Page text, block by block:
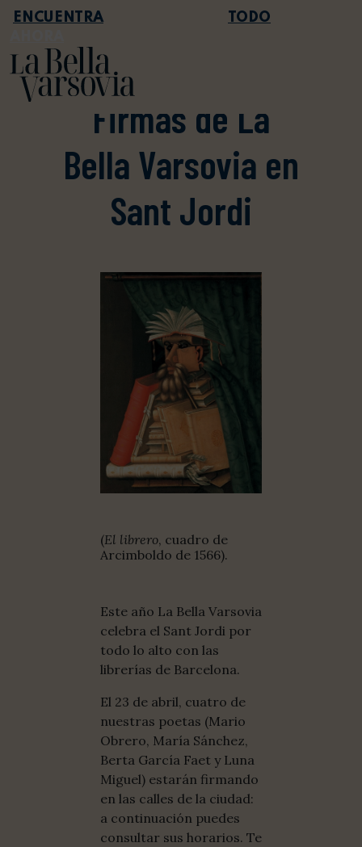
TODO
Firmas de La
Bella Varsovia en
Sant Jordi
(El librero, cuadro de
Arcimboldo de 1566).
Este año La Bella Varsovia
celebra el Sant Jordi por
todo lo alto con las
librerías de Barcelona.
El 23 de abril, cuatro de
nuestras poetas (Mario
Obrero, María Sánchez,
Berta García Faet y Luna
Miguel) estarán firmando
en las calles de la ciudad:
a continuación puedes
consultar sus horarios. Te